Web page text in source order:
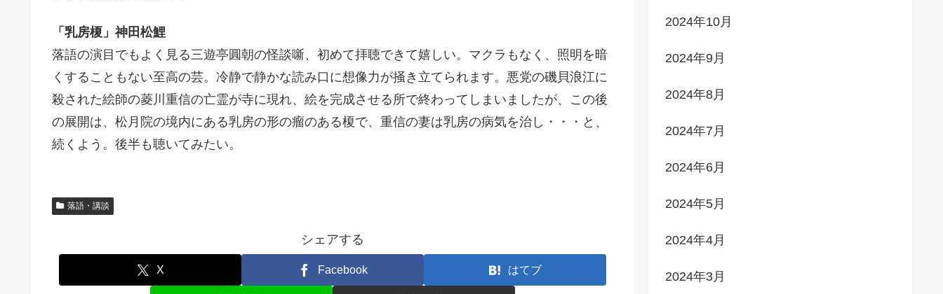
「乳房榎」神田松鯉
落語の演目でもよく見る三遊亭圓朝の怪談噺、初めて拝聴できて嬉しい。マクラもなく、照明を暗
くすることもない至高の芸。冷静で静かな読み口に想像力が掻き立てられます。悪党の磯貝浪江に
殺された絵師の菱川重信の亡霊が寺に現れ、絵を完成させる所で終わってしまいましたが、この後
の展開は、松月院の境内にある乳房の形の瘤のある榎で、重信の妻は乳房の病気を治し・・・と、
続くよう。後半も聴いてみたい。
落語・講談
シェアする
X Facebook はてブ
2024年10月
2024年9月
2024年8月
2024年7月
2024年6月
2024年5月
2024年4月
2024年3月